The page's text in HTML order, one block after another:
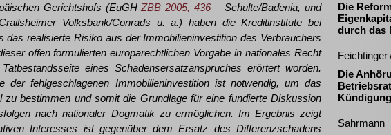
Gerichtshofs (EuGHZBB 2005, 436 – Schulte/Badenia, und
Volksbank/Conrads u. a.) haben die Kreditinstitute bei
das realisierte Risiko aus der Immobilieninvestition des Verbrauchers
offen formulierten europarechtlichen Vorgabe in nationales Recht
eines Schadensersatzanspruches erörtert worden.
der fehlgeschlagenen Immobilieninvestition ist notwendig, um das
zu bestimmen und somit die Grundlage für eine fundierte Diskussion
nach nationaler Dogmatik zu ermöglichen. Im Ergebnis zeigt
Interesses ist gegenüber dem Ersatz des Differenzschadens
Die
durch das
Feichtinger
Die
Kündigung
Sahrmann